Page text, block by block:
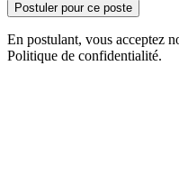
Postuler pour ce poste
En postulant, vous acceptez
Politique de confidentialité.